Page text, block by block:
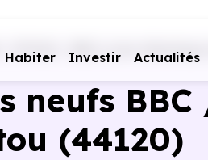
Habiter Investir Actualités
RT2012 - BBC Loire-Atlantique
(44120)